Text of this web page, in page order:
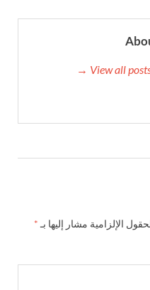
View all
الإلزامية مشار إليها بـ *